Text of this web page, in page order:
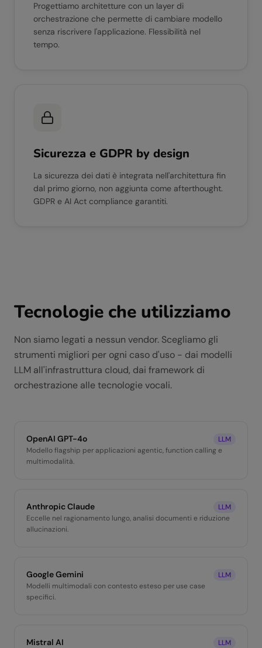
Progettiamo architetture con un layer di
orchestrazione che permette di cambiare modello
senza riscrivere l'applicazione. Flessibilità nel
tempo.
Sicurezza e GDPR by design
La sicurezza dei dati è integrata nell'architettura fin
dal primo giorno, non aggiunta come afterthought.
GDPR e AI Act compliance garantiti.
Tecnologie che utilizziamo
Non siamo legati a nessun vendor. Scegliamo gli
strumenti migliori per ogni caso d'uso - dai modelli
LLM all'infrastruttura cloud, dai framework di
orchestrazione alle tecnologie vocali.
OpenAI GPT-4o
LLM
Modello flagship per applicazioni agentic, function calling e
multimodalità.
Anthropic Claude
LLM
Eccelle nel ragionamento lungo, analisi documenti e riduzione
allucinazioni.
Google Gemini
LLM
Modelli multimodali con contesto esteso per use case
specifici.
Mistral AI
LLM